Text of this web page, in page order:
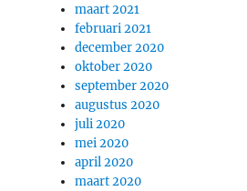
maart 2021
februari 2021
december 2020
oktober 2020
september 2020
augustus 2020
juli 2020
mei 2020
april 2020
maart 2020